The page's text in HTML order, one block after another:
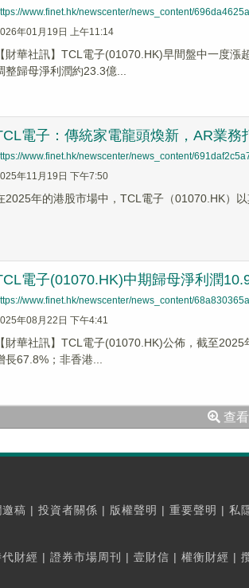
www.finet.hk/newscenter/news_content/
年01月19日 上午11:14
【財華社訊】TCL電子(01070.HK)早間盤中一度
整歸母淨利潤約23.3億...
電子：傳統家電龍頭煥新，AR業務
www.finet.hk/newscenter/news_content/
年11月19日 下午7:50
2025年的港股市場中，TCL電子（01070.HK）
電子(01070.HK)中期歸母淨利潤
www.finet.hk/newscenter/news_content/
年08月22日 下午4:41
【財華社訊】TCL電子(01070.HK)公佈，截至
長67.8%；非香港...
查
稿 | 投資者關係 | 版權聲明 | 重要聲明 | 私
代財經 | 證券市場周刊 | 壹財信 | 權衡財經 |